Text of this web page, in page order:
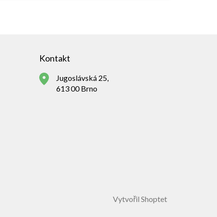
Kontakt
Jugoslávská 25,
613 00 Brno
Vytvořil Shoptet